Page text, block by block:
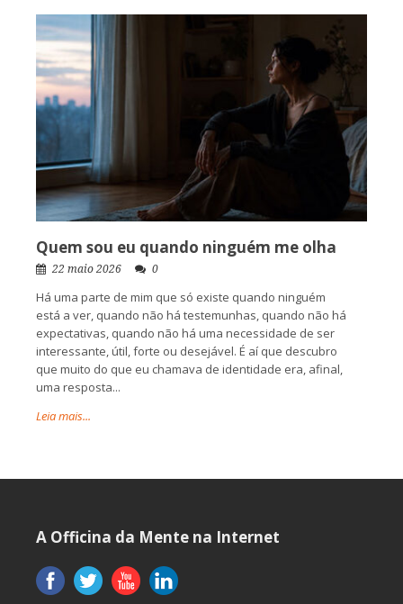
Quem sou eu quando ninguém me olha
22 maio 2026 0
Há uma parte de mim que só existe quando ninguém
está a ver, quando não há testemunhas, quando não há
expectativas, quando não há uma necessidade de ser
interessante, útil, forte ou desejável. É aí que descubro
que muito do que eu chamava de identidade era, afinal,
uma resposta...
Leia mais...
A Officina da Mente na Internet